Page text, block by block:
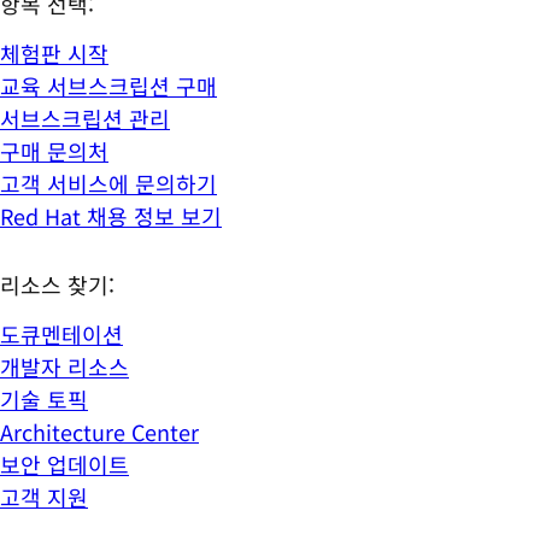
체험판 시작
교육 서브스크립션 구매
서브스크립션 관리
구매 문의처
고객 서비스에 문의하기
Red Hat 채용 정보 보기
리소스 찾기:
도큐멘테이션
개발자 리소스
기술 토픽
Architecture Center
보안 업데이트
고객 지원